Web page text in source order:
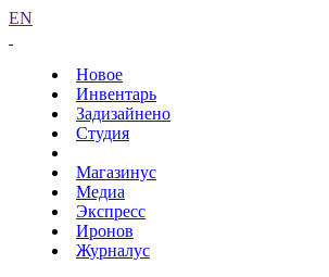
EN
Новое
Инвентарь
Задизайнено
Студия
Магазинус
Медиа
Экспресс
Иронов
Журналус